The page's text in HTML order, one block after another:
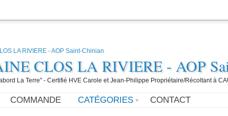
CLOS LA RIVIERE - AOP
La Terre" - Certifié HVE Carole et Jean-Philippe Propriétaire/Récoltant à
COMMANDE CATÉGORIES CONTACT